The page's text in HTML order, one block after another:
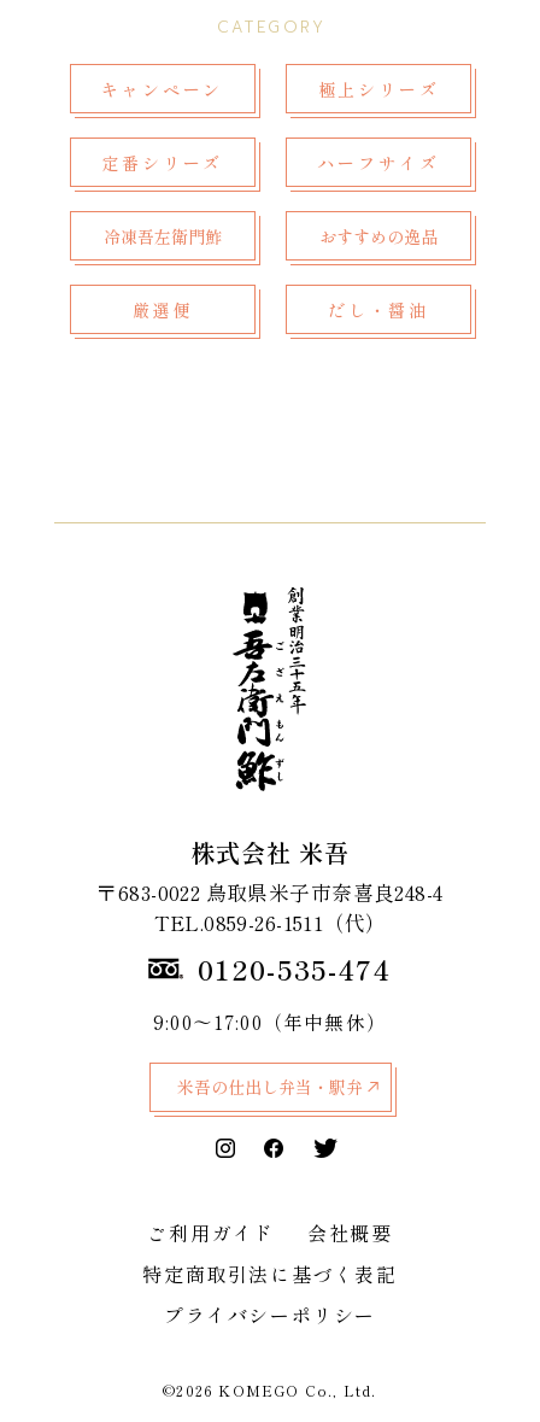
CATEGORY
キャンペーン 極上シリーズ
定番シリーズ ハーフサイズ
冷凍吾左衛門鮓 おすすめの逸品
厳選便 だし・醤油
株式会社 米吾
〒683-0022 鳥取県米子市奈喜良248-4
TEL.0859-26-1511（代）
0120-535-474
9:00～17:00（年中無休）
米吾の仕出し弁当・駅弁
ご利用ガイド
会社概要
特定商取引法に基づく表記
プライバシーポリシー
©2026 KOMEGO Co., Ltd.